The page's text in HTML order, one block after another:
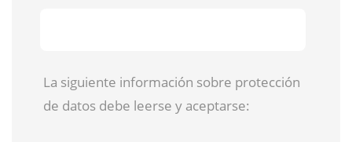
La siguiente información sobre protección
de datos debe leerse y aceptarse: